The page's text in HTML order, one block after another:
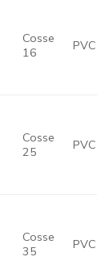
Cosse
16
PVC
Cosse
25
PVC
Cosse
35
PVC